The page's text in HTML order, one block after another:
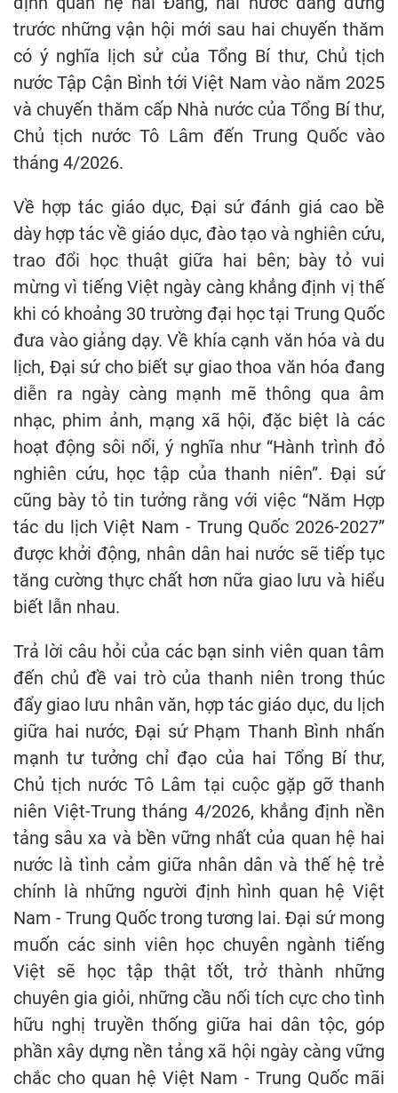
trước những vận hội mới sau hai chuyến thăm
có ý nghĩa lịch sử của Tổng Bí thư, Chủ tịch
nước Tập Cận Bình tới Việt Nam vào năm 2025
và chuyến thăm cấp Nhà nước của Tổng Bí thư,
Chủ tịch nước Tô Lâm đến Trung Quốc vào
tháng 4/2026.
Về hợp tác giáo dục, Đại sứ đánh giá cao bề
dày hợp tác về giáo dục, đào tạo và nghiên cứu,
trao đổi học thuật giữa hai bên; bày tỏ vui
mừng vì tiếng Việt ngày càng khẳng định vị thế
khi có khoảng 30 trường đại học tại Trung Quốc
đưa vào giảng dạy. Về khía cạnh văn hóa và du
lịch, Đại sứ cho biết sự giao thoa văn hóa đang
diễn ra ngày càng mạnh mẽ thông qua âm
nhạc, phim ảnh, mạng xã hội, đặc biệt là các
hoạt động sôi nổi, ý nghĩa như “Hành trình đỏ
nghiên cứu, học tập của thanh niên”. Đại sứ
cũng bày tỏ tin tưởng rằng với việc “Năm Hợp
tác du lịch Việt Nam - Trung Quốc 2026-2027”
được khởi động, nhân dân hai nước sẽ tiếp tục
tăng cường thực chất hơn nữa giao lưu và hiểu
biết lẫn nhau.
Trả lời câu hỏi của các bạn sinh viên quan tâm
đến chủ đề vai trò của thanh niên trong thúc
đẩy giao lưu nhân văn, hợp tác giáo dục, du lịch
giữa hai nước, Đại sứ Phạm Thanh Bình nhấn
mạnh tư tưởng chỉ đạo của hai Tổng Bí thư,
Chủ tịch nước Tô Lâm tại cuộc gặp gỡ thanh
niên Việt-Trung tháng 4/2026, khẳng định nền
tảng sâu xa và bền vững nhất của quan hệ hai
nước là tình cảm giữa nhân dân và thế hệ trẻ
chính là những người định hình quan hệ Việt
Nam - Trung Quốc trong tương lai. Đại sứ mong
muốn các sinh viên học chuyên ngành tiếng
Việt sẽ học tập thật tốt, trở thành những
chuyên gia giỏi, những cầu nối tích cực cho tình
hữu nghị truyền thống giữa hai dân tộc, góp
phần xây dựng nền tảng xã hội ngày càng vững
chắc cho quan hệ Việt Nam - Trung Quốc mãi